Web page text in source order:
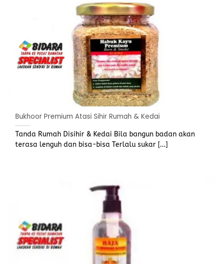
Bukhoor Premium Atasi Sihir Rumah & Kedai
Tanda Rumah Disihir & Kedai Bila bangun badan akan
terasa lenguh dan bisa-bisa Terlalu sukar [...]